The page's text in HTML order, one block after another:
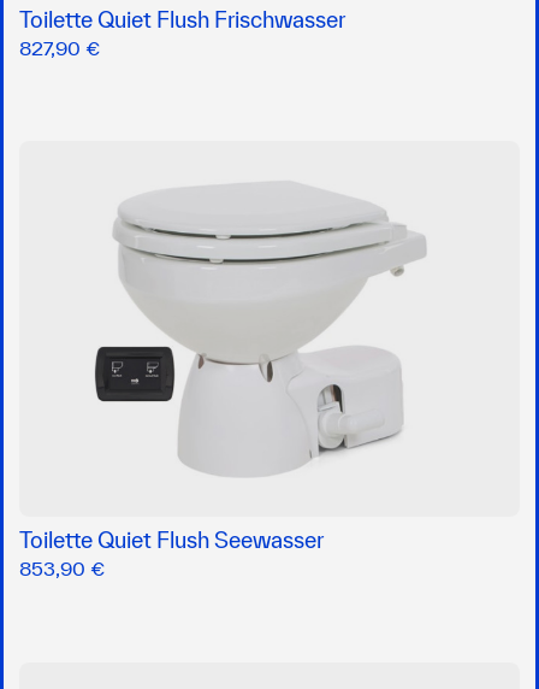
Toilette Quiet Flush Frischwasser
827,90 €
Toilette Quiet Flush Seewasser
853,90 €